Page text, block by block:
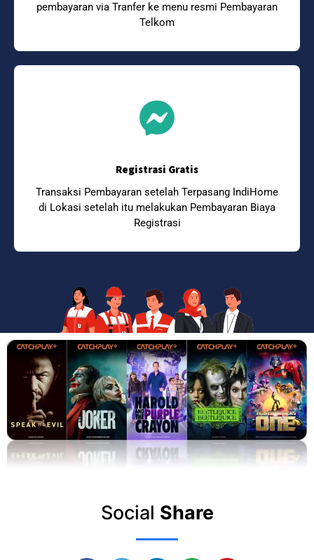
pembayaran via Tranfer ke menu resmi Pembayaran
Telkom
Registrasi Gratis
Transaksi Pembayaran setelah Terpasang IndiHome
di Lokasi setelah itu melakukan Pembayaran Biaya
Registrasi
Social Share